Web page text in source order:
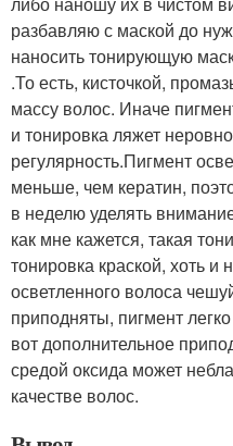
разбавляю с маской до
наносить тонирующую
.То есть, кисточкой,
массу волос. Иначе
и тонировка ляжет
регулярность.Пигмент
меньше, чем кератин,
в неделю уделять
как мне кажется, такая
тонировка краской, хоть и
осветленного волоса
приподняты, пигмент
вот дополнительное
средой оксида может
качестве волос.